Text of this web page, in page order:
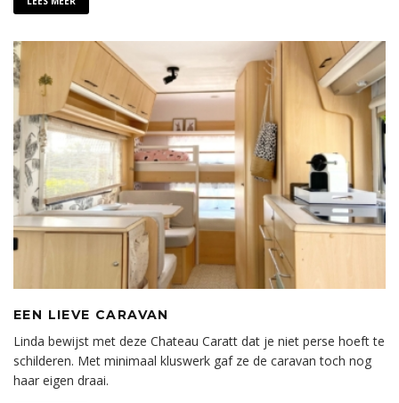
EEN LIEVE CARAVAN
Linda bewijst met deze Chateau Caratt dat je niet perse hoeft te
schilderen. Met minimaal kluswerk gaf ze de caravan toch nog
haar eigen draai.